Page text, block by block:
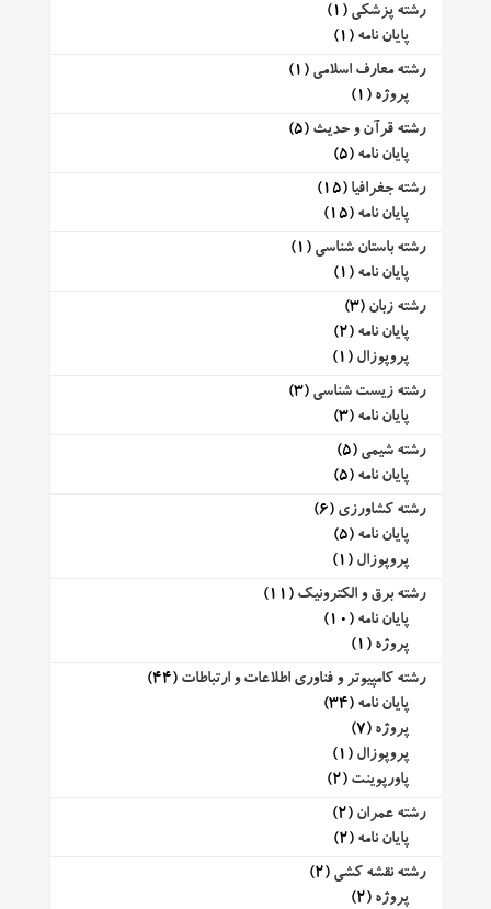
رشته پزشکی (1)
پایان نامه (1)
رشته معارف اسلامی (1)
پروژه (1)
رشته قرآن و حدیث (5)
پایان نامه (5)
رشته جغرافیا (15)
پایان نامه (15)
رشته باستان شناسی (1)
پایان نامه (1)
رشته زبان (3)
پایان نامه (2)
پروپوزال (1)
رشته زیست شناسی (3)
پایان نامه (3)
رشته شیمی (5)
پایان نامه (5)
رشته کشاورزی (6)
پایان نامه (5)
پروپوزال (1)
رشته برق و الکترونیک (11)
پایان نامه (10)
پروژه (1)
رشته کامپیوتر و فناوری اطلاعات و ارتباطات (44)
پایان نامه (34)
پروژه (7)
پروپوزال (1)
پاورپوینت (2)
رشته عمران (2)
پایان نامه (2)
رشته نقشه کشی (2)
پروژه (2)